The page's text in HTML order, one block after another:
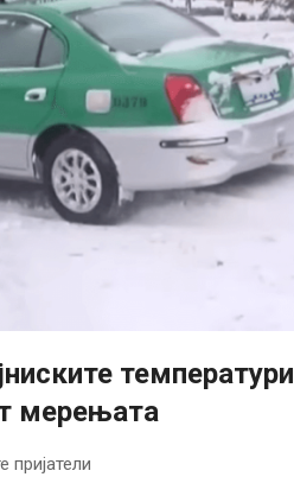
температури
мерењата
пријатели